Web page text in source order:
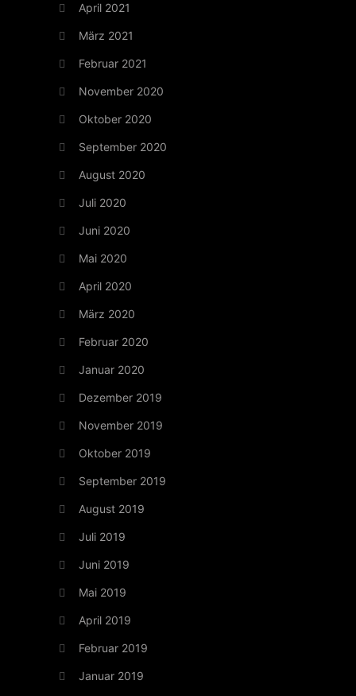
April 2021
März 2021
Februar 2021
November 2020
Oktober 2020
September 2020
August 2020
Juli 2020
Juni 2020
Mai 2020
April 2020
März 2020
Februar 2020
Januar 2020
Dezember 2019
November 2019
Oktober 2019
September 2019
August 2019
Juli 2019
Juni 2019
Mai 2019
April 2019
Februar 2019
Januar 2019